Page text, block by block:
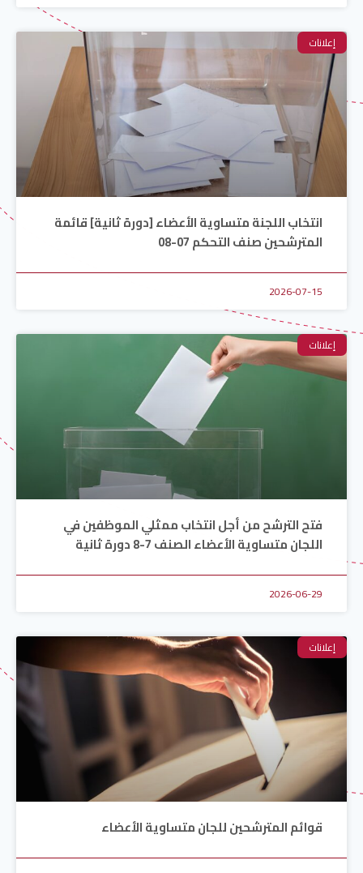
إعلانات
انتخاب اللجنة متساوية الأعضاء [دورة ثانية] قائمة
المترشحين صنف التحكم 07-08
2026-07-15
إعلانات
فتح الترشح من أجل انتخاب ممثلي الموظفين في
اللجان متساوية الأعضاء الصنف 7-8 دورة ثانية
2026-06-29
إعلانات
قوائم المترشحين للجان متساوية الأعضاء